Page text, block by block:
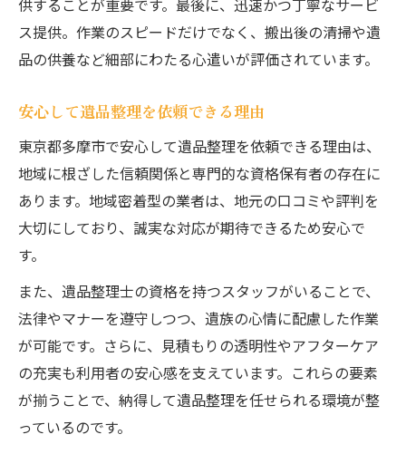
供することが重要です。最後に、迅速かつ丁寧なサービ
ス提供。作業のスピードだけでなく、搬出後の清掃や遺
品の供養など細部にわたる心遣いが評価されています。
安心して遺品整理を依頼できる理由
東京都多摩市で安心して遺品整理を依頼できる理由は、
地域に根ざした信頼関係と専門的な資格保有者の存在に
あります。地域密着型の業者は、地元の口コミや評判を
大切にしており、誠実な対応が期待できるため安心で
す。
また、遺品整理士の資格を持つスタッフがいることで、
法律やマナーを遵守しつつ、遺族の心情に配慮した作業
が可能です。さらに、見積もりの透明性やアフターケア
の充実も利用者の安心感を支えています。これらの要素
が揃うことで、納得して遺品整理を任せられる環境が整
っているのです。